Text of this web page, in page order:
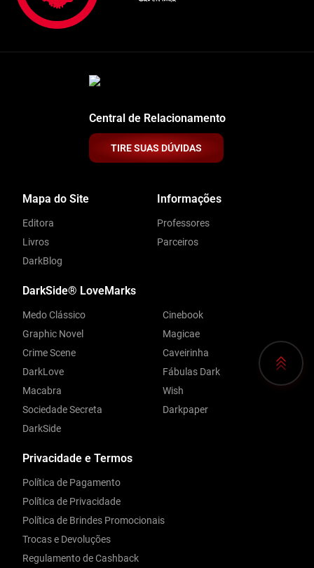
Central de Relacionamento
TIRE SUAS DÚVIDAS
Privacidade e Termos
Política de Pagamento
Política de Privacidade
Política de Brindes Promocionais
Trocas e Devoluções
Regulamento de Cashback
Mapa do Site
Editora
Livros
DarkBlog
Informações
Professores
Parceiros
DarkSide® LoveMarks
Medo Clássico
Graphic Novel
Crime Scene
DarkLove
Macabra
Sociedade Secreta
DarkSide
Cinebook
Magicae
Caveirinha
Fábulas Dark
Wish
Darkpaper